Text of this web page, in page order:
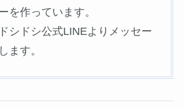
を作っています。
シドシ公式LINEよりメッセー
ます。